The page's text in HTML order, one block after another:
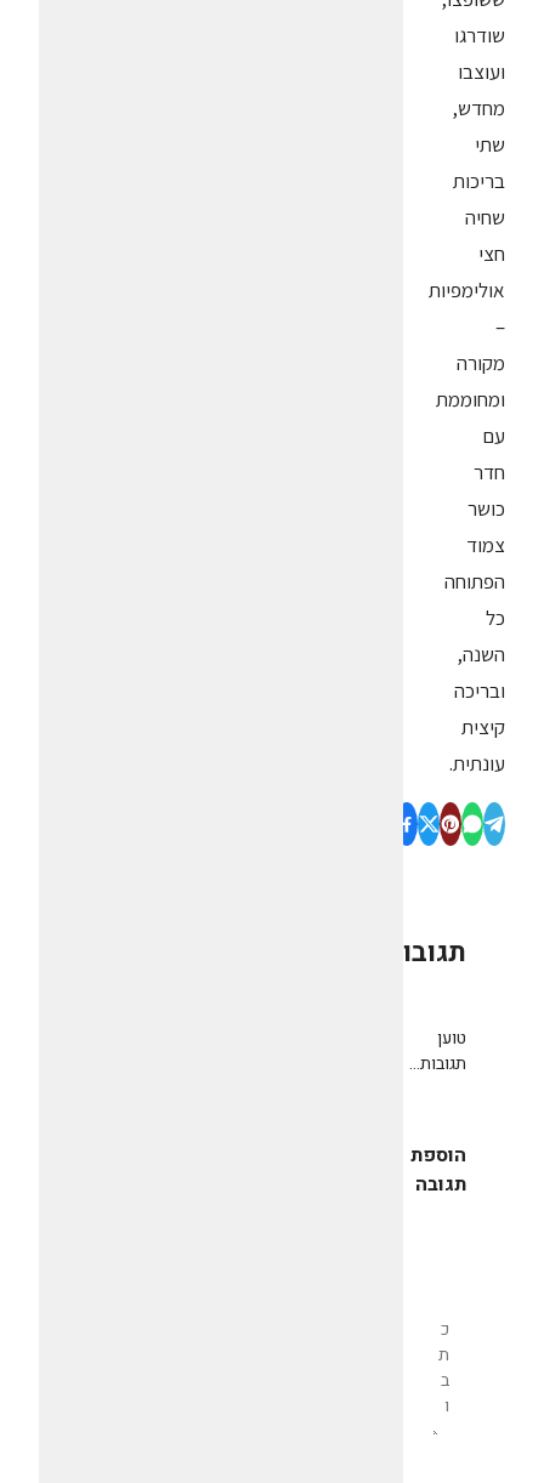
שודרגו
ועוצבו
מחדש,
שתי
בריכות
שחיה
חצי
אולימפיות
–
מקורה
ומחוממת
עם
חדר
כושר
צמוד
הפתוחה
כל
השנה,
ובריכה
קיצית
עונתית.
תגובות
טוען
תגובות...
הוספת
תגובה